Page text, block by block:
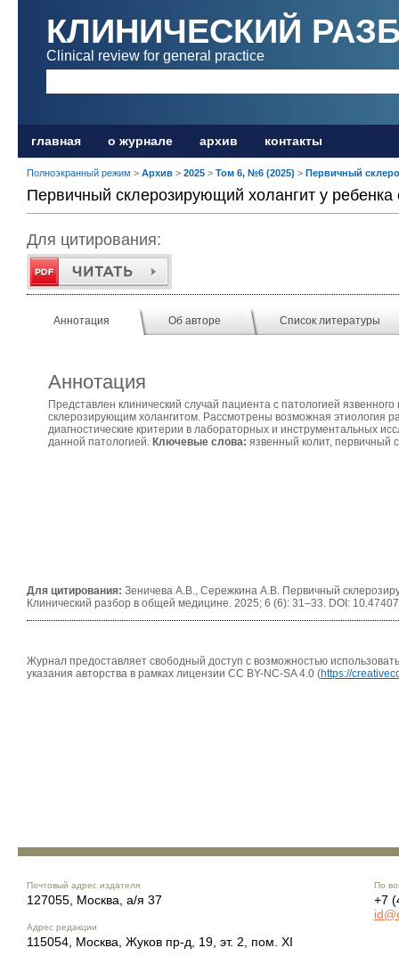
КЛИНИЧЕСКИЙ
Clinical review for general practice
главная о журнале архив контакты
Полноэкранный режим > Архив > 2025 > Том 6, №6 (2025) > Первичный
Первичный склерозирующий холангит у
Для цитирования:
Аннотация Об авторе Список литературы
Аннотация
Представлен клинический случай пациента с патологией
склерозирующим холангитом. Рассмотрены возможная этиология
диагностические критерии в лабораторных и инструментальных
данной патологией. Ключевые слова: язвенный колит, первичный
Для цитирования: Зеничева А.В., Сережкина А.В. Первичный
Клинический разбор в общей медицине. 2025; 6 (6): 31–33. DOI:
Журнал предоставляет свободный доступ с возможностью
указания авторства в рамках лицензии CC BY-NC-SA 4.0 (https://
Почтовый адрес издателя
127055, Москва, а/я 37
Адрес редакции
115054, Москва, Жуков пр-д, 19, эт. 2, пом. XI
По
+7